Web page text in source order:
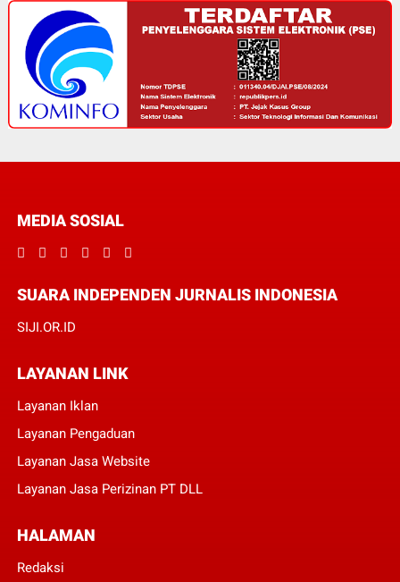
MEDIA SOSIAL
SUARA INDEPENDEN JURNALIS INDONESIA
SIJI.OR.ID
LAYANAN LINK
Layanan Iklan
Layanan Pengaduan
Layanan Jasa Website
Layanan Jasa Perizinan PT DLL
HALAMAN
Redaksi